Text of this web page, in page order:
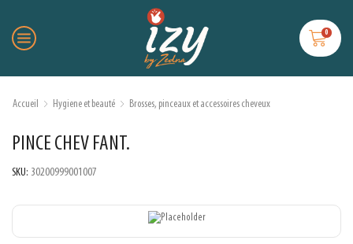
0
Accueil Hygiene et beauté Brosses, pinceaux et accessoires cheveux
PINCE CHEV FANT.
SKU: 30200999001007